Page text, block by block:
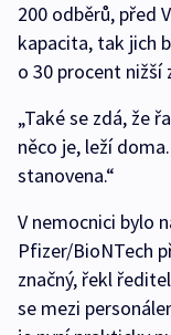
200 odběrů, před
kapacita, tak jich
o 30 procent nižší
„Také se zdá, že
něco je, leží
stanovena.“
V nemocnici bylo
Pfizer/BioNTech
značný, řekl
se mezi